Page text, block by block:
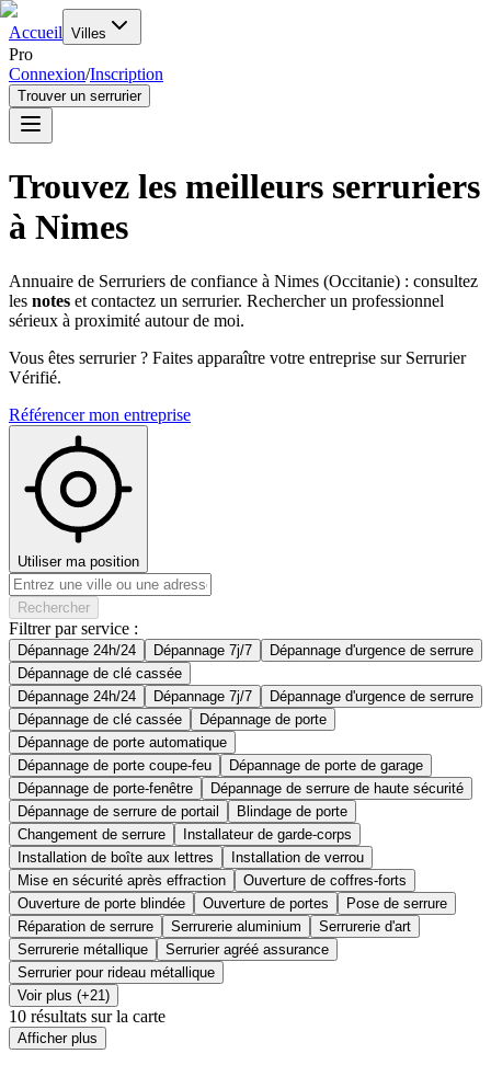
Accueil Villes
Pro
Connexion/Inscription
Trouver un serrurier
Trouvez les meilleurs serruriers
à Nimes
Annuaire de Serruriers de confiance à Nimes (Occitanie) : consultez
les notes et contactez un serrurier. Rechercher un professionnel
sérieux à proximité autour de moi.
Vous êtes serrurier ? Faites apparaître votre entreprise sur Serrurier
Vérifié.
Référencer mon entreprise
Utiliser ma position
Rechercher
Filtrer par service :
Dépannage 24h/24 Dépannage 7j/7
Dépannage d'urgence de serrure
Dépannage de clé cassée
Dépannage 24h/24
Dépannage 7j/7
Dépannage d'urgence de serrure
Dépannage de clé cassée
Dépannage de porte
Dépannage de porte automatique
Dépannage de porte coupe-feu
Dépannage de porte de garage
Dépannage de porte-fenêtre
Dépannage de serrure de haute sécurité
Dépannage de serrure de portail
Blindage de porte
Changement de serrure
Installateur de garde-corps
Installation de boîte aux lettres
Installation de verrou
Mise en sécurité après effraction
Ouverture de coffres-forts
Ouverture de porte blindée
Ouverture de portes
Pose de serrure
Réparation de serrure
Serrurerie aluminium
Serrurerie d'art
Serrurerie métallique
Serrurier agréé assurance
Serrurier pour rideau métallique
Voir plus (+21)
10 résultats sur la carte
Afficher plus